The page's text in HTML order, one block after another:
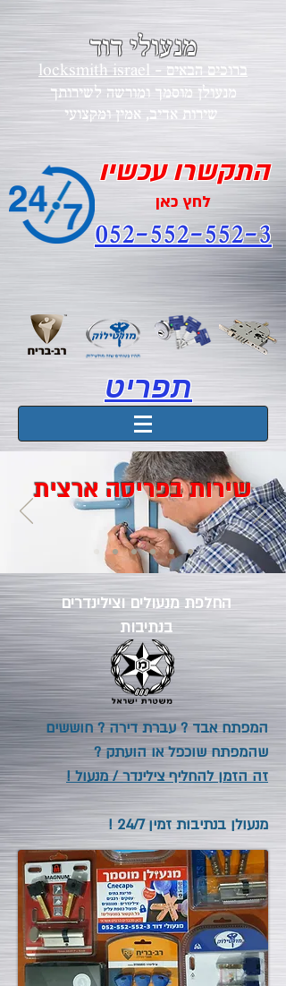
מנעולי דוד
locksmith israel - ברוכים הבאים
מנעולן מוסמך ומורשה לשירותך
שירות אדיב, אמין ומקצוע
לחץ כאן
052-552-552-3
התקשרו עכשיו
תפריט
החלפת מנעולים וצילינדרים
בנתיבות
שירות בפריסה ארצית
המפתח אבד ? עברת דירה ? חוששים
שהמפתח שוכפל או הועתק ?
זה הזמן להחליף צילינדר / מנעול !
מנעולן בנתיבות זמין 24/7 !